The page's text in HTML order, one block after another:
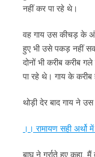
नहीं कर पा रहे थे।
वह गाय उस कीचड़ के
हुए भी उसे पकड़ नहीं
दोनों भी करीब करीब
पा रहे थे। गाय के करीब
थोड़ी देर बाद गाय ने
।। रामायण सही अर्थो
बाघ ने गुर्राते हुए कहा,